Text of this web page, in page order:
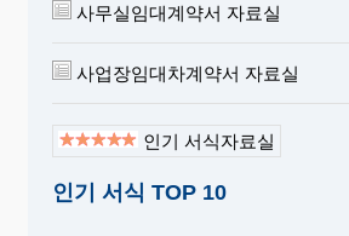
사무실임대계약서 자료실
사업장임대차계약서 자료실
인기 서식자료실
인기 서식 TOP 10